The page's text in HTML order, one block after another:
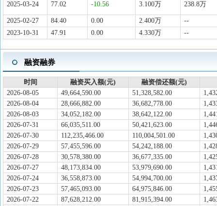
2025-03-24 77.02 -10.56 3.100万 238.8万
2025-02-27 84.40 0.00 2.400万
--
2023-10-31
47.91 0.00 4.330万 --
融资融券
时间 融资买入额(元)
融资偿还额(元)
2026-08-05
49,664,590.00 51,328,582.00
2026-08-04
28,666,882.00 36,682,778.00
2026-08-03
34,052,182.00 38,642,122.00
2026-07-31
66,035,511.00 50,421,623.00
2026-07-30
112,235,466.00 110,004,501.00
2026-07-29
57,455,596.00 54,242,188.00
2026-07-28
30,578,380.00 36,677,335.00
2026-07-27
48,173,834.00 53,979,690.00
2026-07-24
36,558,873.00 54,994,700.00
2026-07-23
57,465,093.00 64,975,846.00
2026-07-22
87,628,212.00 81,915,394.00